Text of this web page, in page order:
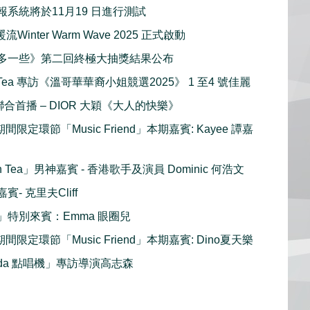
系統將於11月19 日進行測試
流Winter Warm Wave 2025 正式啟動
一些》第二回終極大抽獎結果公布
專訪《溫哥華華裔小姐競選2025》 1 至4 號佳麗
合首播 – DIOR 大穎《大人的快樂》
間限定環節「Music Friend」本期嘉賓: Kayee 譚嘉
Tea」男神嘉賓 - 香港歌手及演員 Dominic 何浩文
賓- 克里夫Cliff
特別來賓：Emma 眼圈兒
間限定環節「Music Friend」本期嘉賓: Dino夏天樂
點唱機」專訪導演高志森